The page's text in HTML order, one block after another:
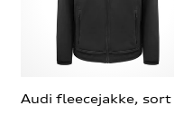
Audi fleecejakke, sort